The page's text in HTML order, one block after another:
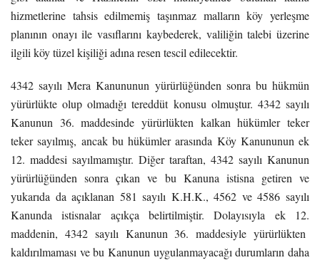
hizmetlerine tahsis edilmemiş taşınmaz malların köy yerleşme
planının onayı ile vasıflarını kaybederek, valiliğin talebi üzerine
ilgili köy tüzel kişiliği adına resen tescil edilecektir.
4342 sayılı Mera Kanununun yürürlüğünden sonra bu hükmün
yürürlükte olup olmadığı tereddüt konusu olmuştur. 4342 sayılı
Kanunun 36. maddesinde yürürlükten kalkan hükümler teker
teker sayılmış, ancak bu hükümler arasında Köy Kanununun ek
12. maddesi sayılmamıştır. Diğer taraftan, 4342 sayılı Kanunun
yürürlüğünden sonra çıkan ve bu Kanuna istisna getiren ve
yukarıda da açıklanan 581 sayılı K.H.K., 4562 ve 4586 sayılı
Kanunda istisnalar açıkça belirtilmiştir. Dolayısıyla ek 12.
maddenin, 4342 sayılı Kanunun 36. maddesiyle yürürlükten
kaldırılmaması ve bu Kanunun uygulanmayacağı durumların daha